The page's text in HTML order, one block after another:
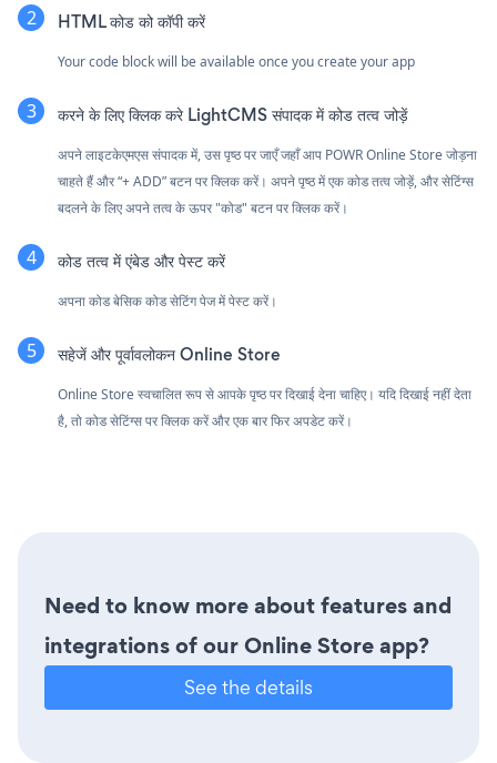
HTML कोड को कॉपी करें
Your code block will be available once you create your app
करने के लिए क्लिक करेLightCMS संपादक में कोड तत्व जोड़ें
अपने लाइटकेएमएस संपादक में, उस पृष्ठ पर जाएँ जहाँ आप POWR Online Store जोड़ना
चाहते हैं और “+ ADD” बटन पर क्लिक करें। अपने पृष्ठ में एक कोड तत्व जोड़ें, और सेटिंग्स
बदलने के लिए अपने तत्व के ऊपर "कोड" बटन पर क्लिक करें।
कोड तत्व में एंबेड और पेस्ट करें
अपना कोड बेसिक कोड सेटिंग पेज में पेस्ट करें।
सहेजें और पूर्वावलोकन Online Store
Online Store स्वचालित रूप से आपके पृष्ठ पर दिखाई देना चाहिए। यदि दिखाई नहीं देता
है, तो कोड सेटिंग्स पर क्लिक करें और एक बार फिर अपडेट करें।
Need to know more about features and
integrations of our Online Store app?
See the details